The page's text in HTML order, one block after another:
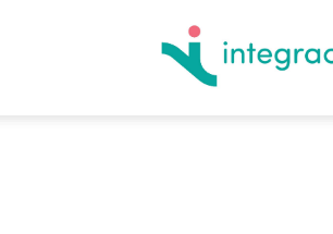
HANDLOWE
GDAŃSK
SKLEPY